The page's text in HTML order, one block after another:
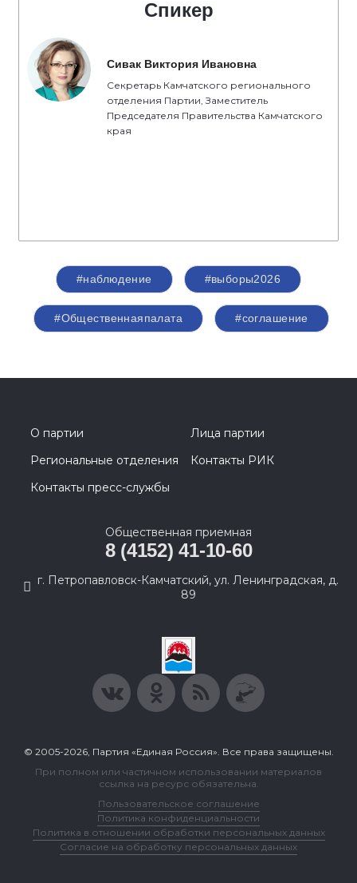
Спикер
Сивак Виктория Ивановна
Секретарь Камчатского регионального
отделения Партии, Заместитель
Председателя Правительства Камчатского
края
#наблюдение #выборы2026
#Общественнаяпалата #соглашение
О партии
Лица партии
Региональные отделения
Контакты РИК
Контакты пресс-службы
Общественная приемная
8 (4152) 41-10-60
г. Петропавловск-Камчатский, ул. Ленинградская, д.
89
© 2005-2026, Партия «Единая Россия». Все права защищены.
При полном или частичном использовании материалов
ссылка на ресурс обязательна.
Пользовательское соглашение
Политика конфиденциальности
Политика в отношении обработки персональных данных
Согласие на обработку персональных данных